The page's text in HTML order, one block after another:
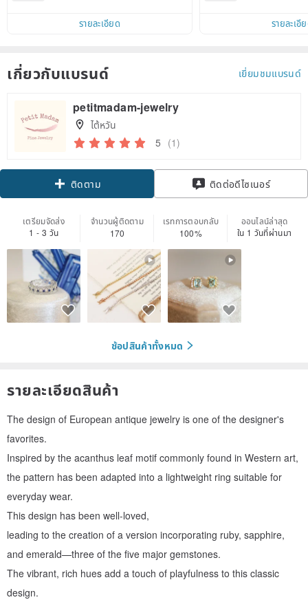
รายละเอียด
รายละเอี
เกี่ยวกับแบรนด์ เยี่ยมชมแบรนด์
petitmadam-jewelry
ไต้หวัน
5 (1)
ติดตาม ติดต่อดีไซเนอร์
เตรียมจัดส่ง
1 - 3 วัน
จำนวนผู้ติดตาม
170
เรทการตอบกลับ
100%
ออนไลน์ล่าสุด
ใน 1 วันที่ผ่านมา
ช้อปสินค้าทั้งหมด
รายละเอียดสินค้า
The design of European antique jewelry is one of the designer's
favorites.
Inspired by the acanthus leaf motif commonly found in Western art,
the pattern has been adapted into a lightweight ring suitable for
everyday wear.
This design has been well-loved,
leading to the creation of a version incorporating ruby, sapphire,
and emerald—three of the five major gemstones.
The vibrant, rich hues add a touch of playfulness to this classic
design.